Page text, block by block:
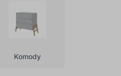
Komody